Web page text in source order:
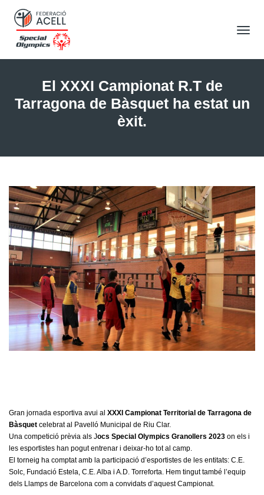
El XXXI Campionat R.T de
Tarragona de Bàsquet ha estat un
èxit.
Gran jornada esportiva avui al XXXI Campionat Territorial de Tarragona de
Bàsquet celebrat al Pavelló Municipal de Riu Clar.
Una competició prèvia als Jocs Special Olympics Granollers 2023 on els i
les esportistes han pogut entrenar i deixar-ho tot al camp.
El torneig ha comptat amb la participació d’esportistes de les entitats: C.E.
Solc, Fundació Estela, C.E. Alba i A.D. Torreforta. Hem tingut també l’equip
dels Llamps de Barcelona com a convidats d’aquest Campionat.